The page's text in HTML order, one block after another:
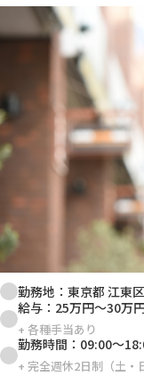
勤務地： 東京都 江東区
給与： 25万円～30万
+ 各種手当あり
勤務時間： 09:00～
+ 完全週休2日制（土・